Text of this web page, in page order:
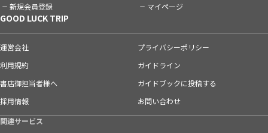
新規会員登録 マイページ
GOOD LUCK TRIP
運営会社
プライバシーポリシー
利用規約
ガイドライン
書店御担当者様へ
ガイドブックに投稿する
採用情報
お問い合わせ
関連サービス